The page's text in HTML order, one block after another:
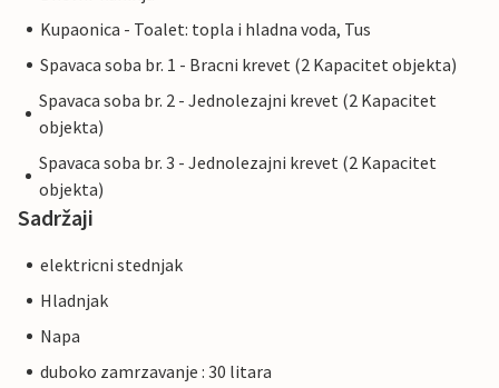
Kupaonica - Toalet: topla i hladna voda, Tus
Spavaca soba br. 1 - Bracni krevet (2 Kapacitet objekta)
Spavaca soba br. 2 - Jednolezajni krevet (2 Kapacitet
objekta)
Spavaca soba br. 3 - Jednolezajni krevet (2 Kapacitet
objekta)
Sadržaji
elektricni stednjak
Hladnjak
Napa
duboko zamrzavanje : 30 litara